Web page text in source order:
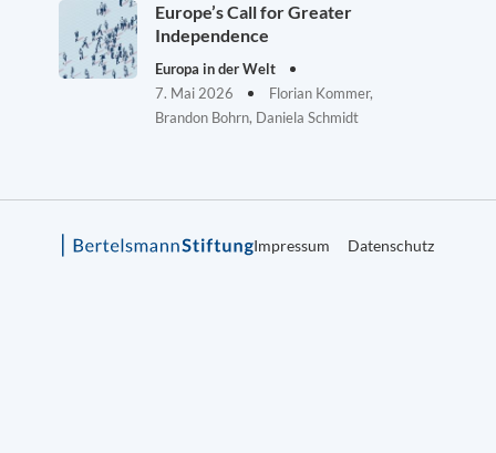
Europe’s Call for Greater
Independence
Europa in der Welt
7. Mai 2026
Florian Kommer,
Brandon Bohrn, Daniela Schmidt
Impressum Datenschutz